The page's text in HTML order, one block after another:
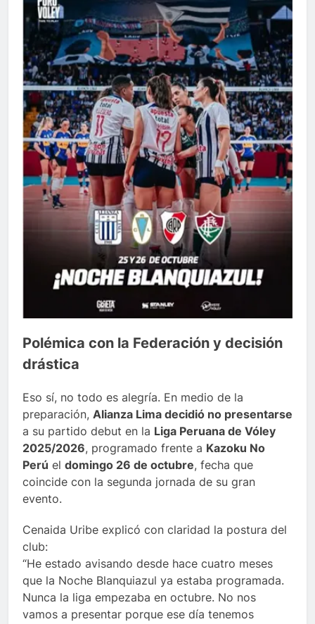
Polémica con la Federación y decisión
drástica
Eso sí, no todo es alegría. En medio de la
preparación, Alianza Lima decidió no presentarse
a su partido debut en la Liga Peruana de Vóley
2025/2026, programado frente a Kazoku No
Perú el domingo 26 de octubre, fecha que
coincide con la segunda jornada de su gran
evento.
Cenaida Uribe explicó con claridad la postura del
club:
“He estado avisando desde hace cuatro meses
que la Noche Blanquiazul ya estaba programada.
Nunca la liga empezaba en octubre. No nos
vamos a presentar porque ese día tenemos